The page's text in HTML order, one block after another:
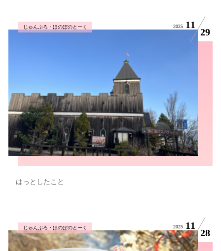
じゅんぶろ・ほのぼのとーく 2025 11
29
はっとしたこと
じゅんぶろ・ほのぼのとーく 2025 11
28